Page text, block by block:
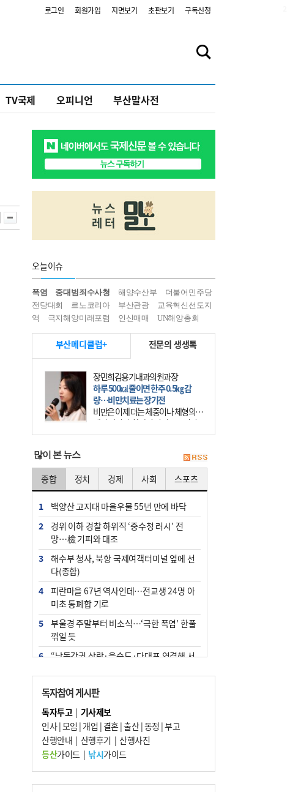
로그인 회원가입 지면보기 초판보기 구독신청
TV국제 오피니언 부산말사전
오늘이슈
폭염 중대범죄수사청 해양수산부
더불어민주당
전당대회
르노코리아 부산관광
교육혁신선도지
역
극지해양미래포럼 인신매매 UN해양총회
부산메디클럽+ 전문의 생생톡
장민희김용기내과의원과장
하루 500㎉ 줄이면 한주 0.5㎏ 감
량…비만치료는 장기전
비만은 이제 더는 체중이나 체형의 문
제가 아니다. 하나의 질병으로 인지
하고 치료와 관리를 해야 한다. 세계
많이 본 뉴스
종합 정치 경제 사회 스포츠
1
백양산 고지대 마을우물 55년 만에 바닥
2
경위 이하 경찰 하위직 ‘중수청 러시’ 전
망…檢 기피와 대조
3
해수부 청사, 북항 국제여객터미널 옆에 선
다(종합)
4
피란마을 67년 역사인데…전교생 24명 아
미초 통폐합 기로
5
부울경 주말부터 비소식…‘극한 폭염’ 한풀
꺾일 듯
6
“낙동강권 삼락·을숙도·다대포 연결해 서
7
오늘의 날씨- 2026년 8월 7일
8
외국인 선원 ‘인신매매 경유지’ 된 부산…
우려가 현실로
9
[사설] 해수부 신청사 북항으로 확정, 해양
수도 도약의 전환점
10 르노 못 타는 부산시장…관용차 규정에 막
힌 지역기업 응원
독자참여 게시판
독자투고| 기사제보
인사|모임 | 개업 | 결혼|출산|동정 |부고
산행안내 | 산행후기 | 산행사진
등산가이드| 낚시가이드